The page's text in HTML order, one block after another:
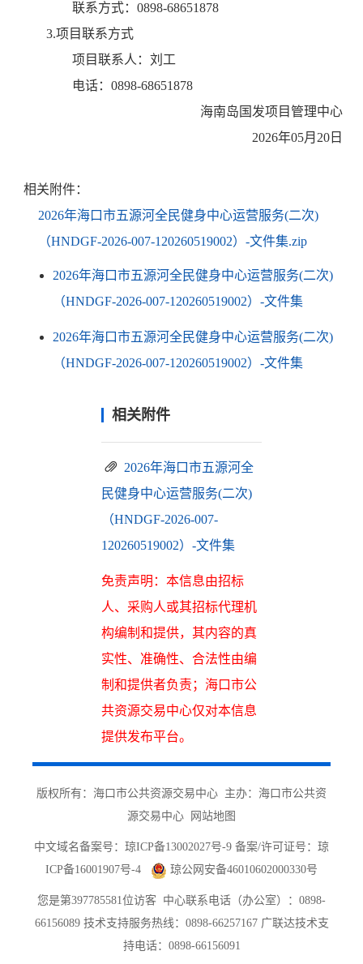
联系方式： 0898-68651878
3.项目联系方式
项目联系人： 刘工
电话： 0898-68651878
海南岛国发项目管理中心
2026年05月20日
相关附件：
2026年海口市五源河全民健身中心运营服务(二次)
（HNDGF-2026-007-120260519002）-文件集.zip
2026年海口市五源河全民健身中心运营服务(二次)
（HNDGF-2026-007-120260519002）-文件集
2026年海口市五源河全民健身中心运营服务(二次)
（HNDGF-2026-007-120260519002）-文件集
相关附件
2026年海口市五源河全
民健身中心运营服务(二次)
（HNDGF-2026-007-
120260519002）-文件集
免责声明：本信息由招标
人、采购人或其招标代理机
构编制和提供，其内容的真
实性、准确性、合法性由编
制和提供者负责；海口市公
共资源交易中心仅对本信息
提供发布平台。
版权所有：海口市公共资源交易中心 主办：海口市公共资
源交易中心
网站地图
中文域名备案号： 琼ICP备13002027号-9 备案/许可证号：琼
ICP备16001907号-4
琼公网安备46010602000330号
您是第397785581位访客 中心联系电话（办公室）：0898-
66156089 技术支持服务热线：0898-66257167 广联达技术支
持电话：0898-66156091